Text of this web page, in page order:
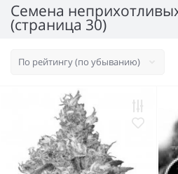
Семена
(страница 30)